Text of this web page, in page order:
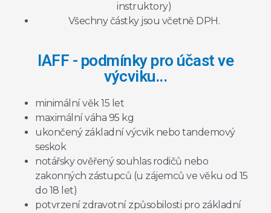
instruktory)
Všechny částky jsou včetně DPH.
IAFF - podmínky pro účast ve
výcviku...
minimální věk 15 let
maximální váha 95 kg
ukončený základní výcvik nebo tandemový
seskok
notářsky ověřený souhlas rodičů nebo
zakonných zástupců (u zájemců ve věku od 15
do 18 let)
potvrzení zdravotní způsobilosti pro základní